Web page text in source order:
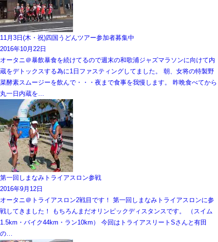
11月3日(木・祝)四国うどんツアー参加者募集中
2016年10月22日
オータニ＠暴飲暴食を続けてるので週末の和歌浦ジャズマラソンに向けて内
蔵をデトックスする為に1日ファスティングしてました。 朝、女将の特製野
菜酵素スムージーを飲んで・・・夜まで食事を我慢します。 昨晩食べてから
丸一日内蔵を…
第一回しまなみトライアスロン参戦
2016年9月12日
オータニ＠トライアスロン2戦目です！ 第一回しまなみトライアスロンに参
戦してきました！ もちろんまだオリンピックディスタンスです。 （スイム
1.5km・バイク44km・ラン10km） 今回はトライアスリートSさんと有田
の…